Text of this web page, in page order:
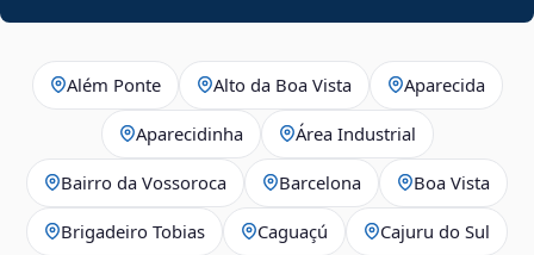
Além Ponte Alto da Boa Vista Aparecida
Aparecidinha Área Industrial
Bairro da Vossoroca Barcelona Boa Vista
Brigadeiro Tobias Caguaçú Cajuru do Sul